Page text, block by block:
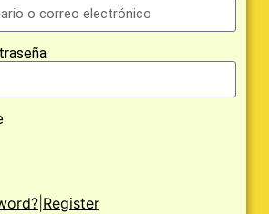
Register